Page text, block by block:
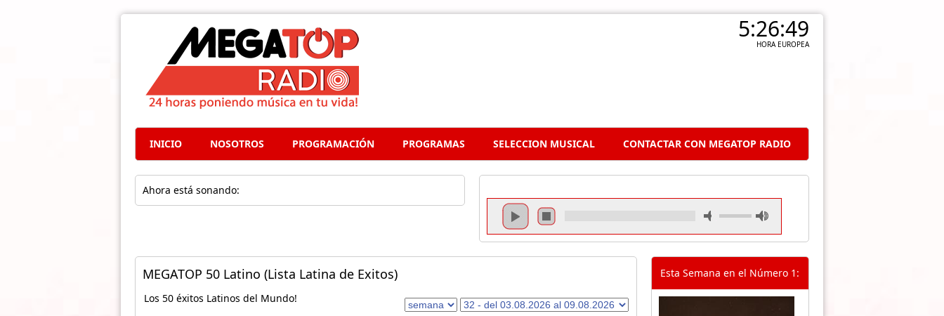
5:26:50
HORA EUROPEA
INICIO NOSOTROS PROGRAMACIÓN PROGRAMAS SELECCION MUSICAL CONTACTAR CON MEGATOP RADIO
Ahora está sonando:
MEGATOP 50 Latino (Lista Latina de Exitos)
Los 50 éxitos Latinos del Mundo!
Esta Semana en el Número 1: